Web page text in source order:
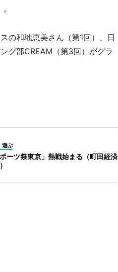
の和地恵美さん（第1回）、日
グ部CREAM（第3回）がグラ
遊ぶ
ポーツ祭東京」熱戦始まる（町田経済